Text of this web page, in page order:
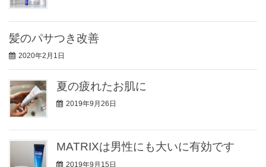
髪のパサつき改善
2020年2月1日
夏の疲れたお肌に
2019年9月26日
MATRIXは男性にも大いに有効です
2019年9月15日